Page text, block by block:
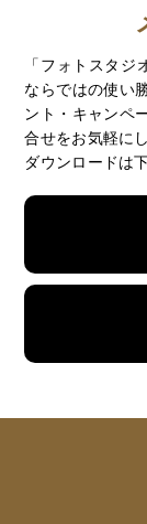
「フォトスタ
ならではの使い
ント・キャンペ
合せをお気軽に
ダウンロードは